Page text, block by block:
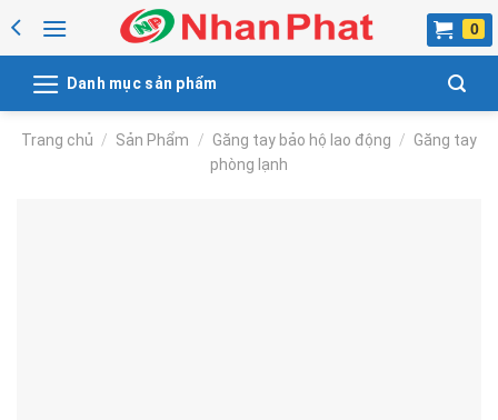
to
Danh mục sản phẩm
Trang chủ / Sản Phẩm / Găng tay bảo hộ lao động / Găng tay
phòng lạnh